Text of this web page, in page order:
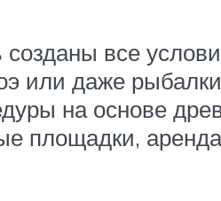
все
или даже
на основе
площадки,